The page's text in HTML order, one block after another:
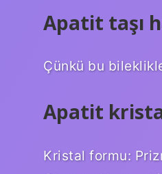
Apatit taşı
Çünkü bu
Apatit
Kristal formu: